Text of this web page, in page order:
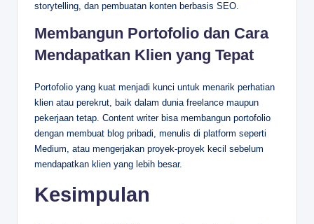
storytelling, dan pembuatan konten berbasis SEO.
Membangun Portofolio dan Cara
Mendapatkan Klien yang Tepat
Portofolio yang kuat menjadi kunci untuk menarik perhatian
klien atau perekrut, baik dalam dunia freelance maupun
pekerjaan tetap. Content writer bisa membangun portofolio
dengan membuat blog pribadi, menulis di platform seperti
Medium, atau mengerjakan proyek-proyek kecil sebelum
mendapatkan klien yang lebih besar.
Kesimpulan